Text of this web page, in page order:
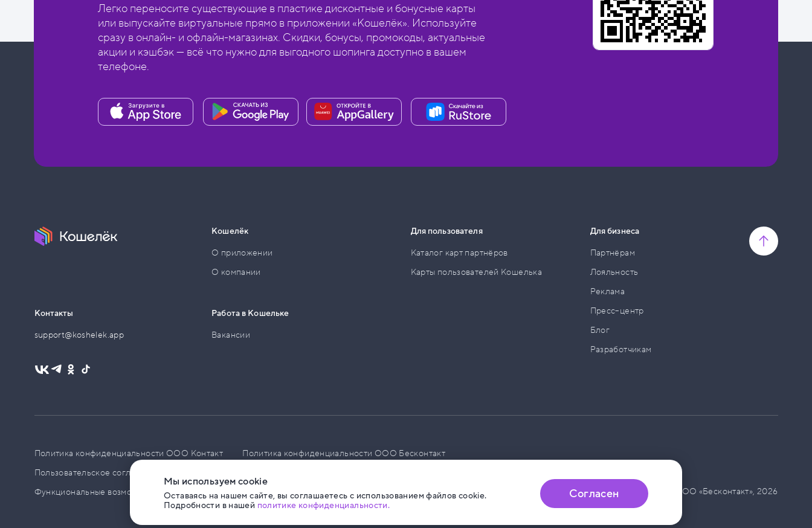
Легко переносите существующие в пластике дисконтные и бонусные карты
или выпускайте виртуальные прямо в приложении «Кошелёк». Используйте
сразу в онлайн- и офлайн-магазинах. Скидки, бонусы, промокоды, актуальные
акции и кэшбэк — всё что нужно для выгодного шопинга доступно в вашем
телефоне.
Контакты
support@koshelek.app
Кошелёк
О приложении
О компании
Работа в Кошельке
Вакансии
Для пользователя
Каталог карт партнёров
Карты пользователей Кошелька
Для бизнеса
Партнёрам
Лояльность
Реклама
Пресс–центр
Блог
Разработчикам
Политика конфиденциальности ООО Контакт
Политика конфиденциальности ООО Бесконтакт
Пользовательское соглашение
Функциональные возможности ПО
© ООО «Бесконтакт», 2026
Мы используем cookie
Оставаясь на нашем сайте, вы соглашаетесь с использованием файлов cookie.
Подробности в нашей политике конфиденциальности.
Согласен